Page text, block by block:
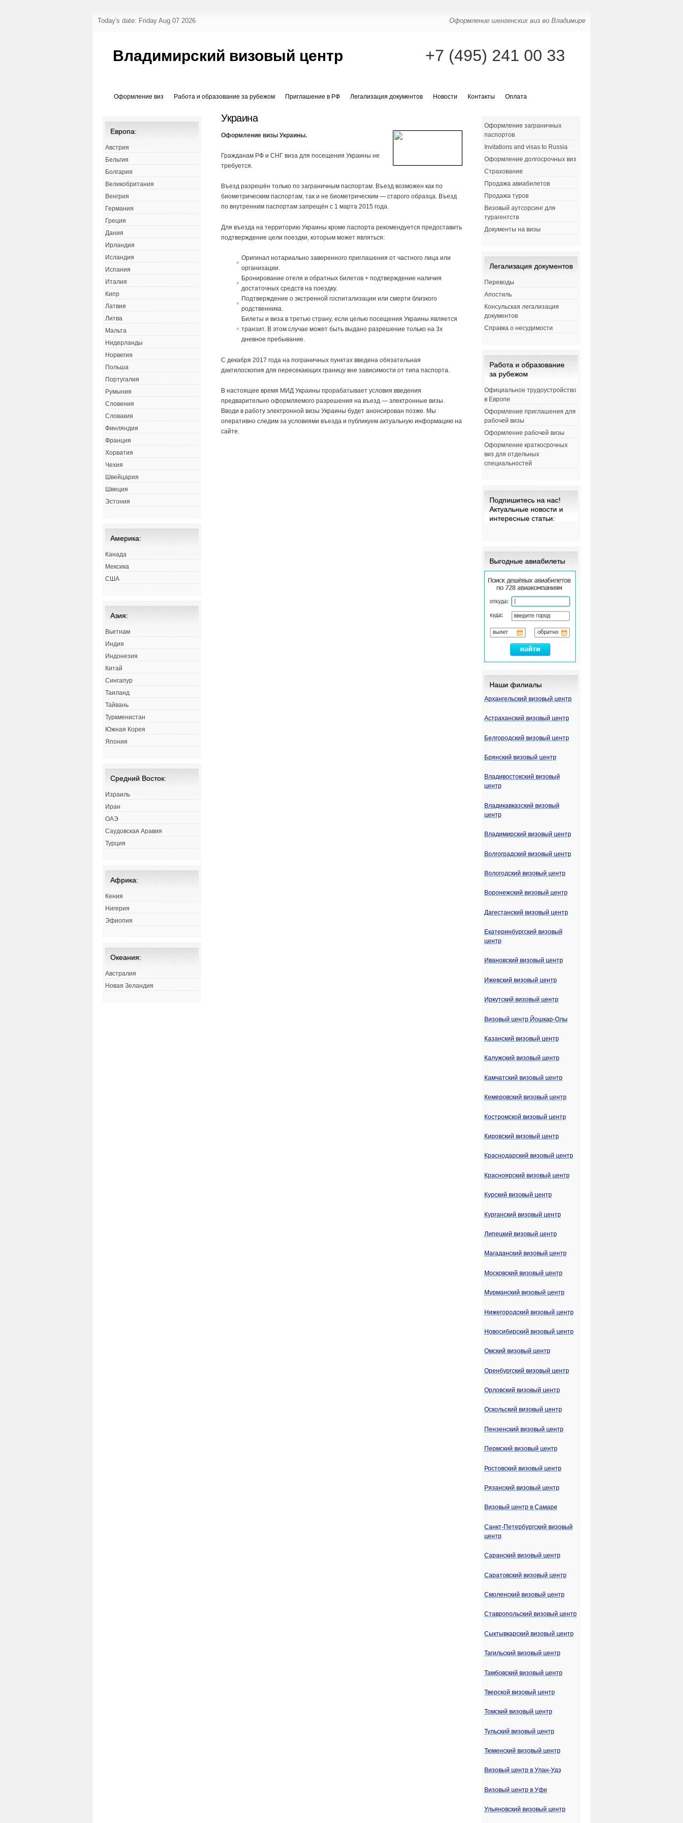
Оформление шенгенских виз во Владимире
Today's date: Friday Aug 07 2026
Владимирский визовый центр +7 (495) 241 00 33
Оформление виз Работа и образование за рубежом Приглашение в РФ Легализация документов Новости Контакты Оплата
Украина
Оформление визы Украины.
Гражданам РФ и СНГ виза для посещения Украины не
требуется.
Въезд разрешён только по заграничным паспортам. Въезд возможен как по
биометрическим паспортам, так и не биометрическим — старого образца. Въезд
по внутренним паспортам запрещён с 1 марта 2015 года.
Для въезда на территорию Украины кроме паспорта рекомендуется предоставить
подтверждение цели поездки, которым может являться:
Оригинал нотариально заверенного приглашения от частного лица или
организации.
Бронирование отеля и обратных билетов + подтверждение наличия
достаточных средств на поездку.
Подтверждение о экстренной госпитализации или смерти близкого
родственника.
Билеты и виза в третью страну, если целью посещения Украины является
транзит. В этом случае может быть выдано разрешение только на 3х
дневное пребывание.
С декабря 2017 года на пограничных пунктах введена обязательная
дактилоскопия для пересекающих границу вне зависимости от типа паспорта.
В настоящее время МИД Украины прорабатывает условия введения
предварительно оформляемого разрешения на въезд — электронные визы.
Вводи в работу электронной визы Украины будет анонсирован позже. Мы
оперативно следим за условиями въезда и публикуем актуальную информацию на
сайте.
Европа:
Австрия
Бельгия
Болгария
Великобритания
Венгрия
Германия
Греция
Дания
Ирландия
Исландия
Испания
Италия
Кипр
Латвия
Литва
Мальта
Нидерланды
Норвегия
Польша
Португалия
Румыния
Словения
Словакия
Финляндия
Франция
Хорватия
Чехия
Швейцария
Швеция
Эстония
Америка:
Канада
Мексика
США
Азия:
Вьетнам
Индия
Индонезия
Китай
Сингапур
Таиланд
Тайвань
Туркменистан
Южная Корея
Япония
Средний Восток:
Израиль
Иран
ОАЭ
Саудовская Аравия
Турция
Африка:
Кения
Нигерия
Эфиопия
Океания:
Австралия
Новая Зеландия
Оформление заграничных
паспортов
Invitations and visas to Russia
Оформление долгосрочных виз
Страхование
Продажа авиабилетов
Продажа туров
Визовый аутсорсинг для
турагентств
Документы на визы
Легализация документов
Переводы
Апостиль
Консульская легализация
документов
Справка о несудимости
Работа и образование
за рубежом
Официальное трудоустройство
в Европе
Оформление приглашения для
рабочей визы
Оформление рабочей визы
Оформление краткосрочных
виз для отдельных
специальностей
Подпишитесь на нас!
Актуальные новости и
интересные статьи:
Выгодные авиабилеты
Наши филиалы
Архангельский визовый центр
Астраханский визовый центр
Белгородский визовый центр
Брянский визовый центр
Владивостокский визовый
центр
Владикавказский визовый
центр
Владимирский визовый центр
Волгоградский визовый центр
Вологодский визовый центр
Воронежский визовый центр
Дагестанский визовый центр
Екатеринбургский визовый
центр
Ивановский визовый центр
Ижевский визовый центр
Иркутский визовый центр
Визовый центр Йошкар-Олы
Казанский визовый центр
Калужский визовый центр
Камчатский визовый центр
Кемеровский визовый центр
Костромской визовый центр
Кировский визовый центр
Краснодарский визовый центр
Красноярский визовый центр
Курский визовый центр
Курганский визовый центр
Липецкий визовый центр
Магаданский визовый центр
Московский визовый центр
Мурманский визовый центр
Нижегородский визовый центр
Новосибирский визовый центр
Омский визовый центр
Оренбургский визовый центр
Орловский визовый центр
Оскольский визовый центр
Пензенский визовый центр
Пермский визовый центр
Ростовский визовый центр
Рязанский визовый центр
Визовый центр в Самаре
Санкт-Петербургский визовый
центр
Саранский визовый центр
Саратовский визовый центр
Смоленский визовый центр
Ставропольский визовый центр
Сыктывкарский визовый центр
Тагильский визовый центр
Тамбовский визовый центр
Тверской визовый центр
Томский визовый центр
Тульский визовый центр
Тюменский визовый центр
Визовый центр в Улан-Удэ
Визовый центр в Уфе
Ульяновский визовый центр